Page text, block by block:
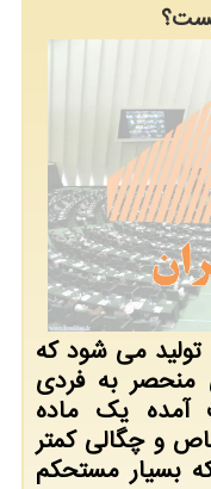
تولید می شود كه
به فردی
آمده یك ماده
و چگالی كمتر
بسیار مستحكم